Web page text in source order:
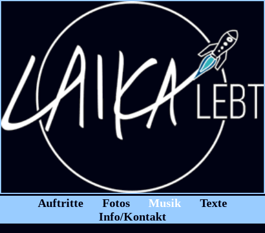
Auftritte Fotos Musik
Texte
Info/Kontakt